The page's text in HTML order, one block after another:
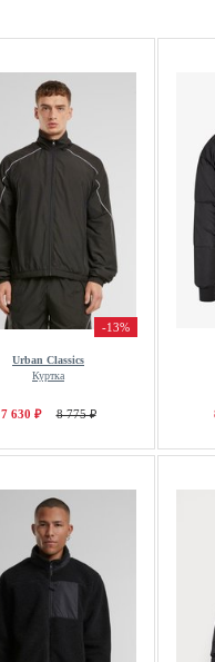
-13%
Urban Classics
Куртка
7 630 ₽ 8 775 ₽